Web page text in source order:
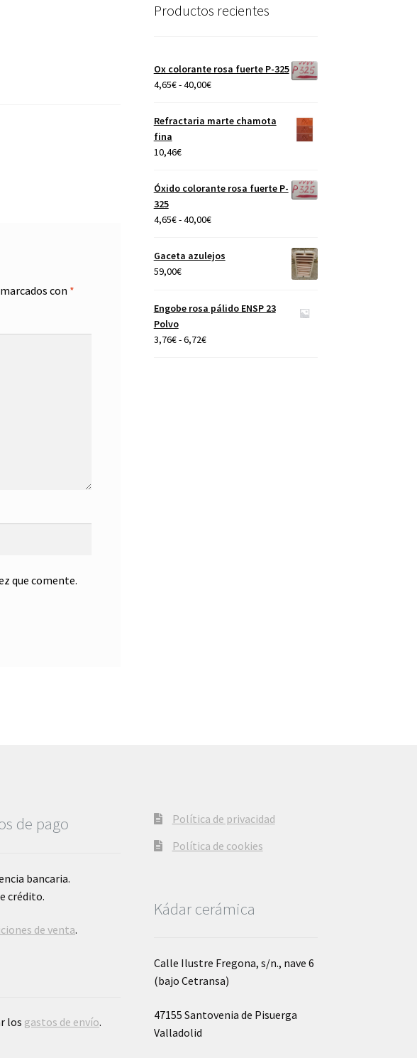
con *
que comente.
Productos recientes
Ox colorante rosa fuerte P-325
4,65€-40,00€Rango
precios:
Refractaria marte chamota
fina
10,46€
Óxido colorante rosa fuerte P-
325
4,65€-40,00€Rango
precios:
desde
40,00€
Gaceta azulejos
59,00€
Engobe rosa pálido ENSP 23
Polvo
3,76€-6,72€Rango
de pago
bancaria.
crédito.
de venta.
los gastos de envío.
Política de privacidad
Política de cookies
Kádar cerámica
Calle Ilustre Fregona, s/n., nave 6
(bajo Cetransa)
47155 Santovenia de Pisuerga
Valladolid